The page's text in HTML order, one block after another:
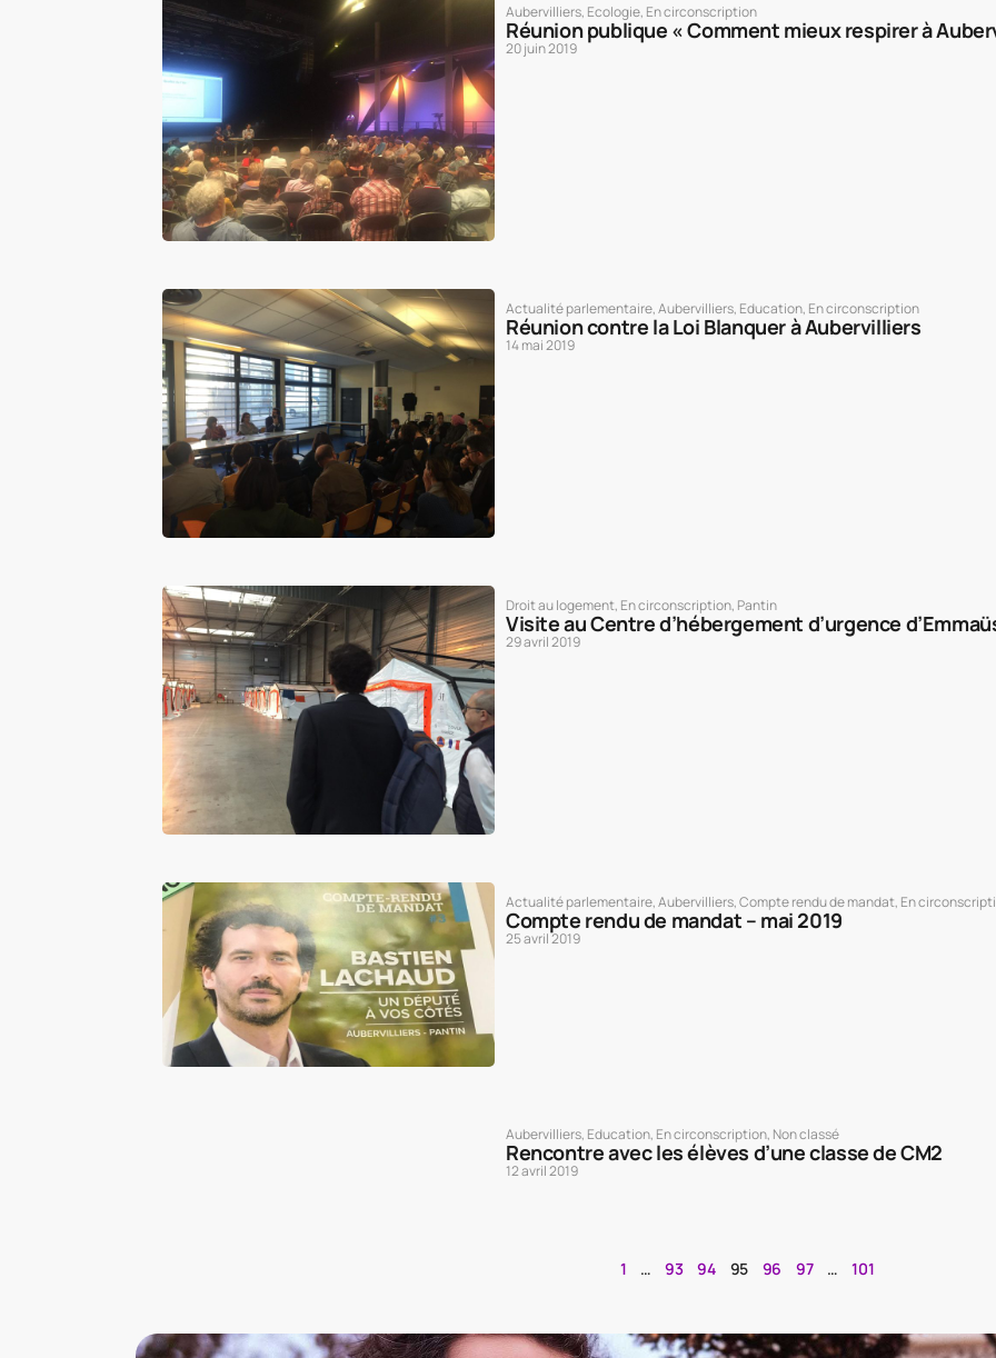
Aubervilliers, Ecologie, En circonscription
Réunion publique « Comment mieux respirer à
20 juin 2019
Actualité parlementaire,Aubervilliers, Education, En circonscription
Réunion contre la Loi Blanquer à Aubervilliers
14 mai 2019
Droit au logement, En circonscription, Pantin
Visite au Centre d’hébergement d’urgence
29 avril 2019
Actualité parlementaire,Aubervilliers,Compte rendu de mandat, En
Compte rendu de mandat – mai 2019
25 avril 2019
Aubervilliers, Education, En circonscription, Non classé
Rencontre avec les élèves d’une classe de CM2
12 avril 2019
1 … 93 94 95 96 97 … 101